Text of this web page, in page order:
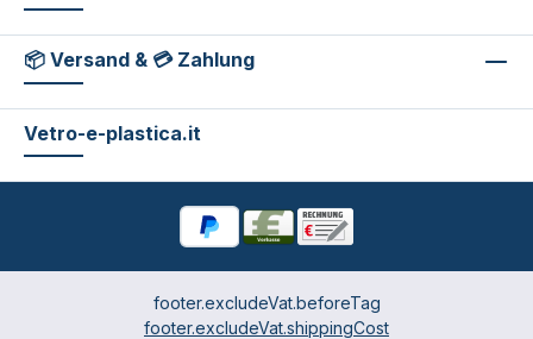
📦 Versand & 💳 Zahlung
Vetro-e-plastica.it
footer.excludeVat.beforeTag
footer.excludeVat.shippingCost